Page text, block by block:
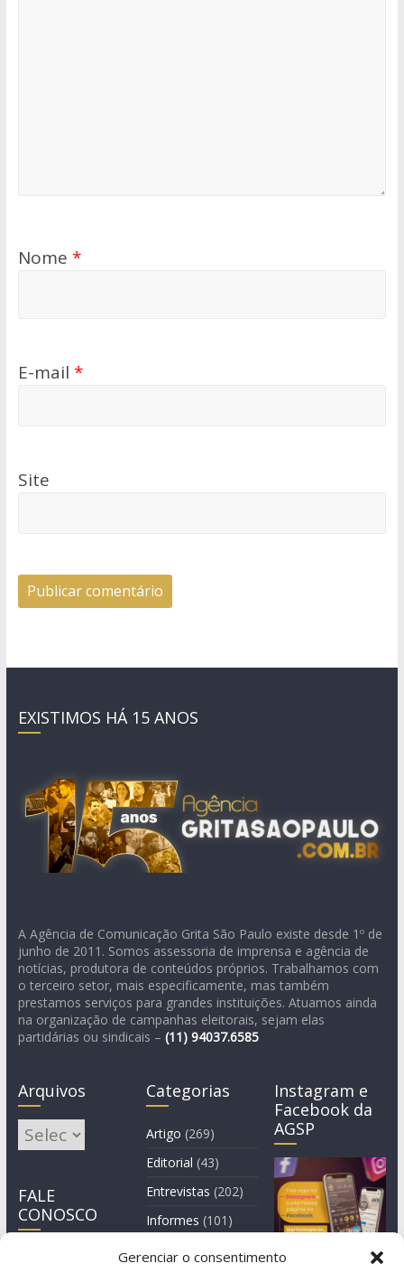
Gerenciar o consentimento
Nome *
E-mail *
Site
EXISTIMOS HÁ 15 ANOS
A Agência de Comunicação Grita São Paulo existe desde 1º de
junho de 2011. Somos assessoria de imprensa e agência de
notícias, produtora de conteúdos próprios. Trabalhamos com
o terceiro setor, mais especificamente, mas também
prestamos serviços para grandes instituições. Atuamos ainda
na organização de campanhas eleitorais, sejam elas
partidárias ou sindicais – (11) 94037.6585
Arquivos
Arquivos
FALE
CONOSCO
Categorias
Artigo (269)
Editorial (43)
Entrevistas (202)
Informes (101)
Instagram e
Facebook da
AGSP